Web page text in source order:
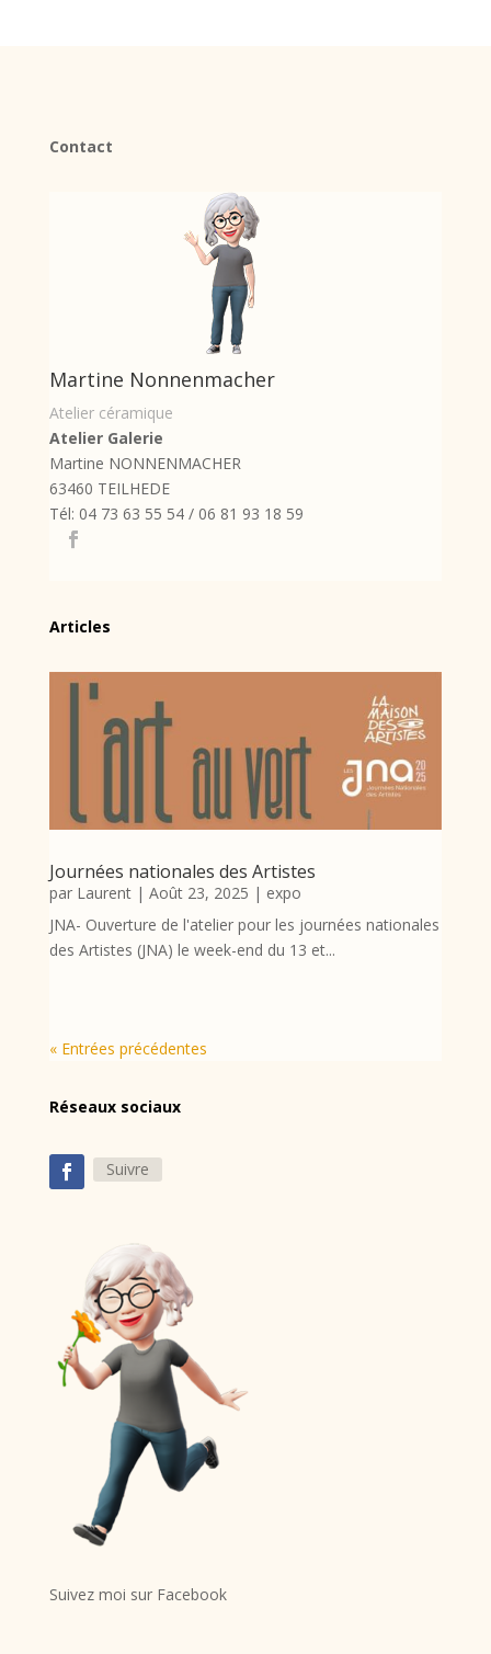
Contact
Martine Nonnenmacher
Atelier céramique
Atelier Galerie
Martine NONNENMACHER
63460 TEILHEDE
Tél: 04 73 63 55 54 / 06 81 93 18 59
Articles
Journées nationales des Artistes
par Laurent| Août 23, 2025 | expo
JNA- Ouverture de l'atelier pour les journées nationales
des Artistes (JNA) le week-end du 13 et...
« Entrées précédentes
Réseaux sociaux
Suivre
Suivez moi sur Facebook